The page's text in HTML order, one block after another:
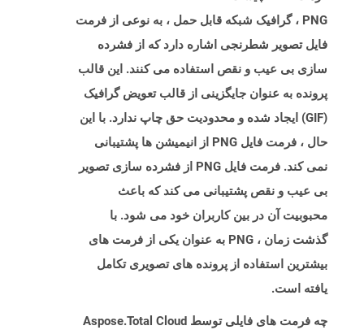
PNG ، گرافیک شبکه قابل حمل ، به نوعی از فرمت
فایل تصویر شطرنجی اشاره دارد که از فشرده
سازی بی عیب و نقص استفاده می کنند. این قالب
پرونده به عنوان جایگزینی از قالب تعویض گرافیک
(GIF) ایجاد شده و محدودیت حق چاپ ندارد. با این
حال ، فرمت فایل PNG از انیمیشن ها پشتیبانی
نمی کند. فرمت فایل PNG از فشرده سازی تصویر
بی عیب و نقص پشتیبانی می کند که باعث
محبوبیت آن در بین کاربران خود می شود. با
گذشت زمان ، PNG به عنوان یکی از فرمت های
بیشترین استفاده از پرونده های تصویری تکامل
یافته است.
چه فرمت های فایلی توسط Aspose.Total Cloud